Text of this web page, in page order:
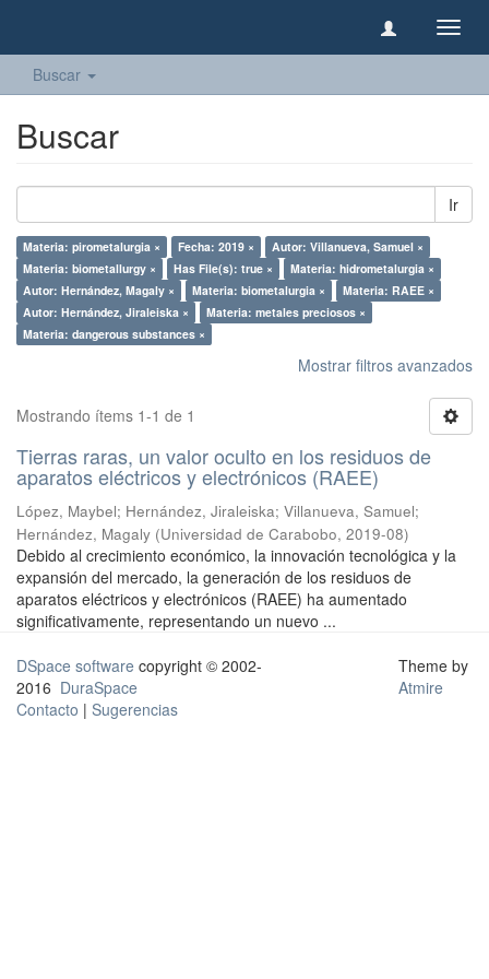
Buscar
Buscar
Ir
Materia: pirometalurgia × Fecha: 2019 ×
Autor: Villanueva, Samuel ×
Materia: biometallurgy ×
Has File(s): true ×
Materia: hidrometalurgia ×
Autor: Hernández, Magaly ×
Materia: biometalurgia ×
Materia: RAEE ×
Autor: Hernández, Jiraleiska ×
Materia: metales preciosos ×
Materia: dangerous substances ×
Mostrar filtros avanzados
Mostrando ítems 1-1 de 1
Tierras raras, un valor oculto en los residuos de
aparatos eléctricos y electrónicos (RAEE)
López, Maybel; Hernández, Jiraleiska; Villanueva, Samuel;
Hernández, Magaly (Universidad de Carabobo, 2019-08)
Debido al crecimiento económico, la innovación tecnológica y la
expansión del mercado, la generación de los residuos de
aparatos eléctricos y electrónicos (RAEE) ha aumentado
significativamente, representando un nuevo ...
DSpace software copyright © 2002-
2016 DuraSpace
Contacto | Sugerencias
Theme by
Atmire